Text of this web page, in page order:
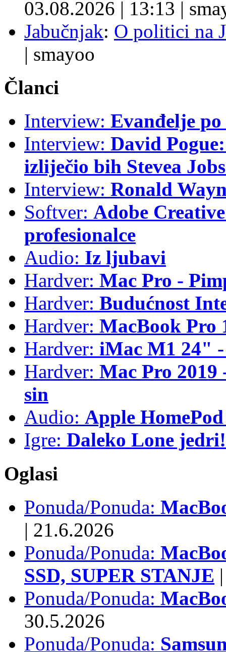
03.08.2026 | 13:13 |
Jabučnjak: O politici na
| smayoo
Članci
Interview: Evanđelje
Interview: David
izliječio bih Stevea
Interview: Ronald
Softver: Adobe
profesionalce
Audio: Iz ljubavi
Hardver: Mac Pro -
Hardver: Budućnost
Hardver: MacBook Pro
Hardver: iMac M1 24"
Hardver: Mac Pro
sin
Audio: Apple
Igre: Daleko Lone jedri!
Oglasi
Ponuda/Ponuda:
| 21.6.2026
Ponuda/Ponuda:
SSD, SUPER STANJE |
Ponuda/Ponuda:
30.5.2026
Ponuda/Ponuda: